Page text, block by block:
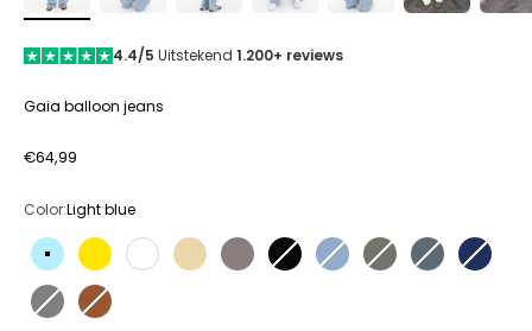
4.4/5 Uitstekend 1.200+ reviews
Gaia balloon jeans
Aanbiedingsprijs
€64,99
Color:Light blue
Light blueYellowWhite Beige Vintage Grey
Deep BlackDark washedVintage washed
VintageDark
Grey Brown